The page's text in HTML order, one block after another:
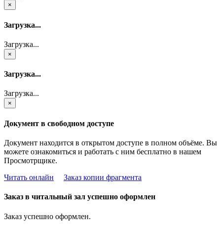
×
Загрузка...
Загрузка...
×
Загрузка...
Загрузка...
×
Документ в свободном доступе
Документ находится в открытом доступе в полном объёме. Вы
можете ознакомиться и работать с ним бесплатно в нашем
Просмотрщике.
Читать онлайн
Заказ копии фрагмента
Заказ в читальный зал успешно оформлен
Заказ успешно оформлен.